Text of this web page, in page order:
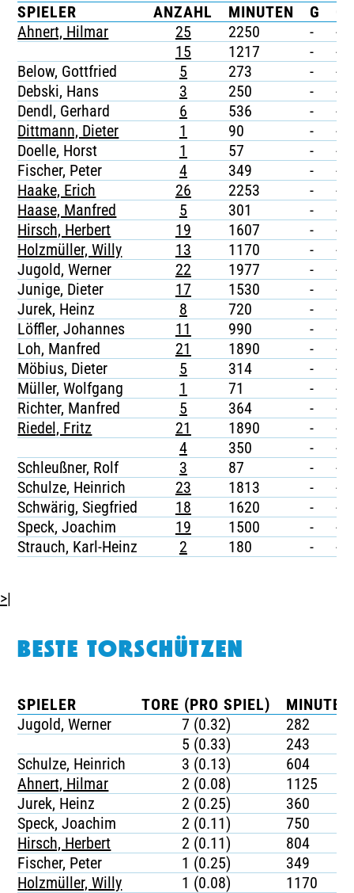
TICKETING
SPIELER
ANZAHL MINUTEN G
Ahnert, Hilmar
25 2250 -
-
15
1217 -
-
Below, Gottfried
5 273 -
-
Debski, Hans
3 250 -
-
Dendl, Gerhard
6 536 -
-
Dittmann, Dieter
1 90 -
-
Doelle, Horst
1 57 -
-
Fischer, Peter
4 349 -
-
Haake, Erich
26 2253 -
-
Haase, Manfred
5 301 -
-
Hirsch, Herbert
19 1607 -
-
Holzmüller, Willy
13 1170 -
-
Jugold, Werner
22 1977 -
-
Junige, Dieter
17 1530 -
-
Jurek, Heinz
8 720 -
-
Löffler, Johannes
11 990 -
-
Loh, Manfred
21 1890 -
-
Möbius, Dieter
5 314 -
-
Müller, Wolfgang
1 71 -
-
Richter, Manfred
5 364 -
-
Riedel, Fritz
21 1890 -
-
4
350 -
-
Schleußner, Rolf
3 87 -
-
Schulze, Heinrich
23 1813 -
-
Schwärig, Siegfried
18 1620 -
-
Speck, Joachim
19 1500 -
-
Strauch, Karl-Heinz
2 180 - -
>|
BESTE TORSCHÜTZEN
SPIELER TORE (PRO SPIEL)
Jugold, Werner
7 (0.32)
282
5 (0.33)
243
Schulze, Heinrich
3 (0.13)
604
Ahnert, Hilmar
2 (0.08)
1125
Jurek, Heinz
2 (0.25)
360
Speck, Joachim
2 (0.11)
750
Hirsch, Herbert
2 (0.11)
804
Fischer, Peter
1 (0.25)
349
Holzmüller, Willy
1 (0.08) 1170